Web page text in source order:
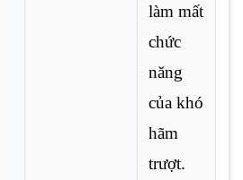
làm mất
chức
năng
của khó
hãm
trượt.